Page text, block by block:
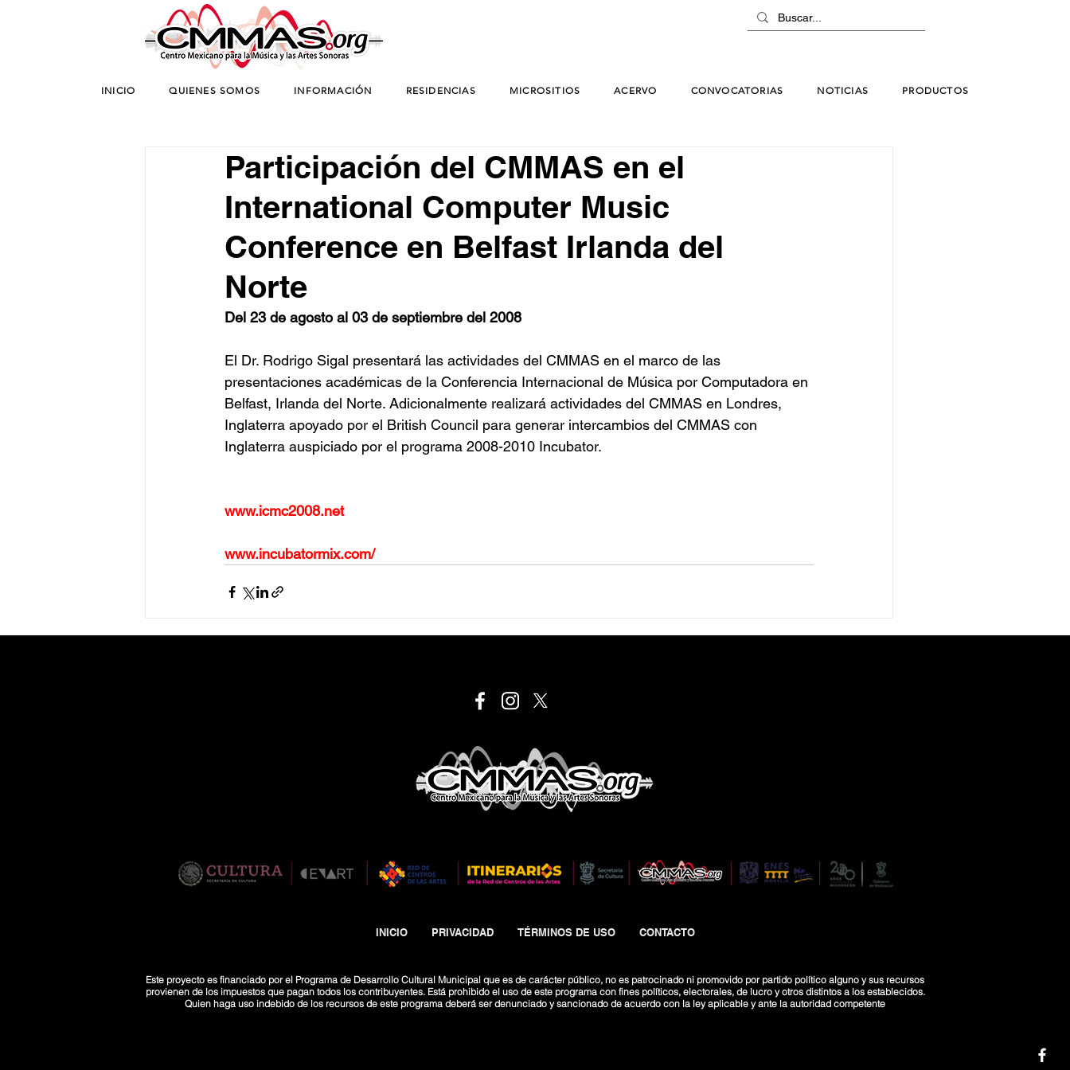
INICIO QUIENES SOMOS INFORMACIÓN RESIDENCIAS MICROSITIOS ACERVO CONVOCATORIAS NOTICIAS PRODUCTOS
Participación del CMMAS en el
International Computer Music
Conference en Belfast Irlanda del
Norte
Del 23 de agosto al 03 de septiembre del 2008
El Dr. Rodrigo Sigal presentará las actividades del CMMAS en el marco de las
presentaciones académicas de la Conferencia Internacional de Música por Computadora en
Belfast, Irlanda del Norte. Adicionalmente realizará actividades del CMMAS en Londres,
Inglaterra apoyado por el British Council para generar intercambios del CMMAS con
Inglaterra auspiciado por el programa 2008-2010 Incubator.
www.icmc2008.net
www.incubatormix.com/
INICIO PRIVACIDAD TÉRMINOS DE USO CONTACTO
Este proyecto es financiado por el Programa de Desarrollo Cultural Municipal que es de carácter público, no es patrocinado ni promovido por partido político alguno y sus recursos
provienen de los impuestos que pagan todos los contribuyentes. Está prohibido el uso de este programa con fines políticos, electorales, de lucro y otros distintos a los establecidos.
Quien haga uso indebido de los recursos de este programa deberá ser denunciado y sancionado de acuerdo con la ley aplicable y ante la autoridad competente